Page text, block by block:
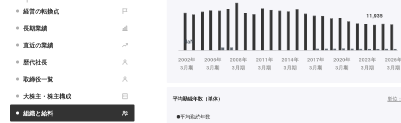
経営の転換点
長期業績
直近の業績
歴代社長
取締役一覧
大株主・株主構成
組織と給料
平均勤続年数（単体） 単位：
平均勤続年数